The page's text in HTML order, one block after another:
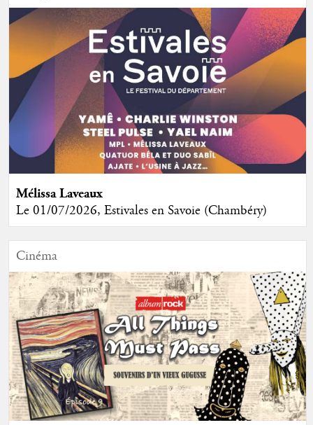
Mélissa Laveaux
Le 01/07/2026, Estivales en Savoie (Chambéry)
Cinéma